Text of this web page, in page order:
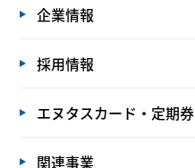
企業情報
採用情報
エヌタスカード・定期券
関連事業